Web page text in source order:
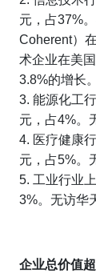
元，占37%
Coherent）
术企业在美
3.8%的增长。
3. 能源化工
元，占4%。
4. 医疗健康
元，占5%。
5. 工业行业
3%。无访华
企业总价值